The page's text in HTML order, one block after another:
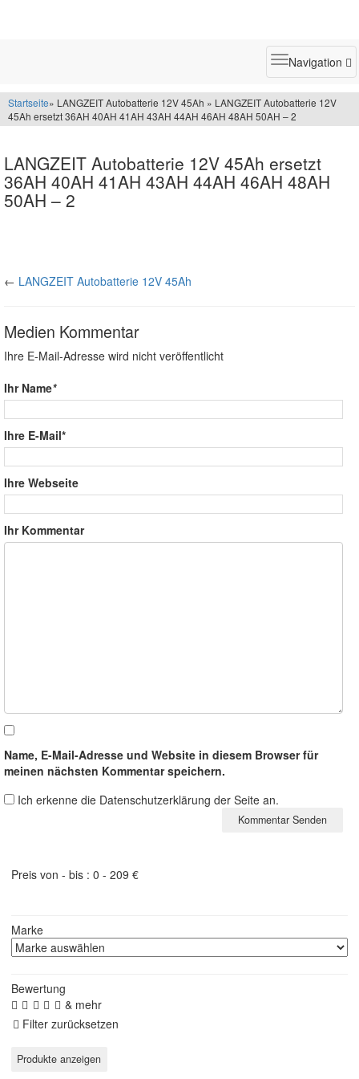
Toggle
Navigation
Startseite» LANGZEIT Autobatterie 12V 45Ah » LANGZEIT Autobatterie 12V
45Ah ersetzt 36AH 40AH 41AH 43AH 44AH 46AH 48AH 50AH – 2
LANGZEIT Autobatterie 12V 45Ah ersetzt
36AH 40AH 41AH 43AH 44AH 46AH 48AH
50AH – 2
← LANGZEIT Autobatterie 12V 45Ah
Medien Kommentar
Ihre E-Mail-Adresse wird nicht veröffentlicht
Ihr Name*
Ihre E-Mail*
Ihre Webseite
Ihr Kommentar
Name, E-Mail-Adresse und Website in diesem Browser für
meinen nächsten Kommentar speichern.
Ich erkenne die Datenschutzerklärung der Seite an.
Preis von - bis : 0 - 209 €
Marke
Bewertung
& mehr
Filter zurücksetzen